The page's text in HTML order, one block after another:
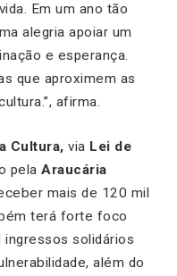
Em um ano tão
alegria apoiar um
e esperança.
que aproximem as
afirma.
Cultura, via Lei de
pela Araucária
mais de 120 mil
terá forte foco
solidários
além do